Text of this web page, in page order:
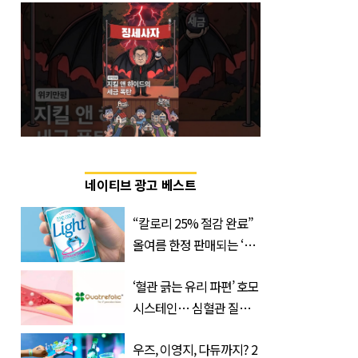
네이티브 광고 베스트
“칼로리 25% 절감 완료”
올여름 한정 판매되는 ‘최
‘혈관 긁는 유리 파편’ 호모
시스테인… 심혈관 질환
우즈, 이영지, 다듀까지? 2